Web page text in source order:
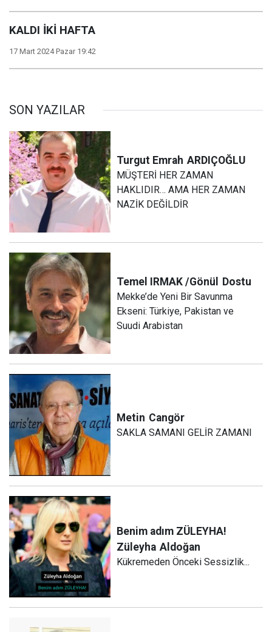
KALDI İKİ HAFTA
17 Mart 2024 Pazar 19:42
SON YAZILAR
Turgut Emrah ARDIÇOĞLU
MÜŞTERİ HER ZAMAN
HAKLIDIR… AMA HER ZAMAN
NAZİK DEĞİLDİR
Temel IRMAK /Gönül Dostu
Mekke’de Yeni Bir Savunma
Ekseni: Türkiye, Pakistan ve
Suudi Arabistan
Metin Cangör
SAKLA SAMANI GELİR ZAMANI
Benim adım ZÜLEYHA!
Züleyha Aldoğan
Kükremeden Önceki Sessizlik...